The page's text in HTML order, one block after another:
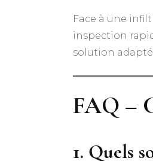
Face à une
inspection
solution
FAQ –
1. Quels